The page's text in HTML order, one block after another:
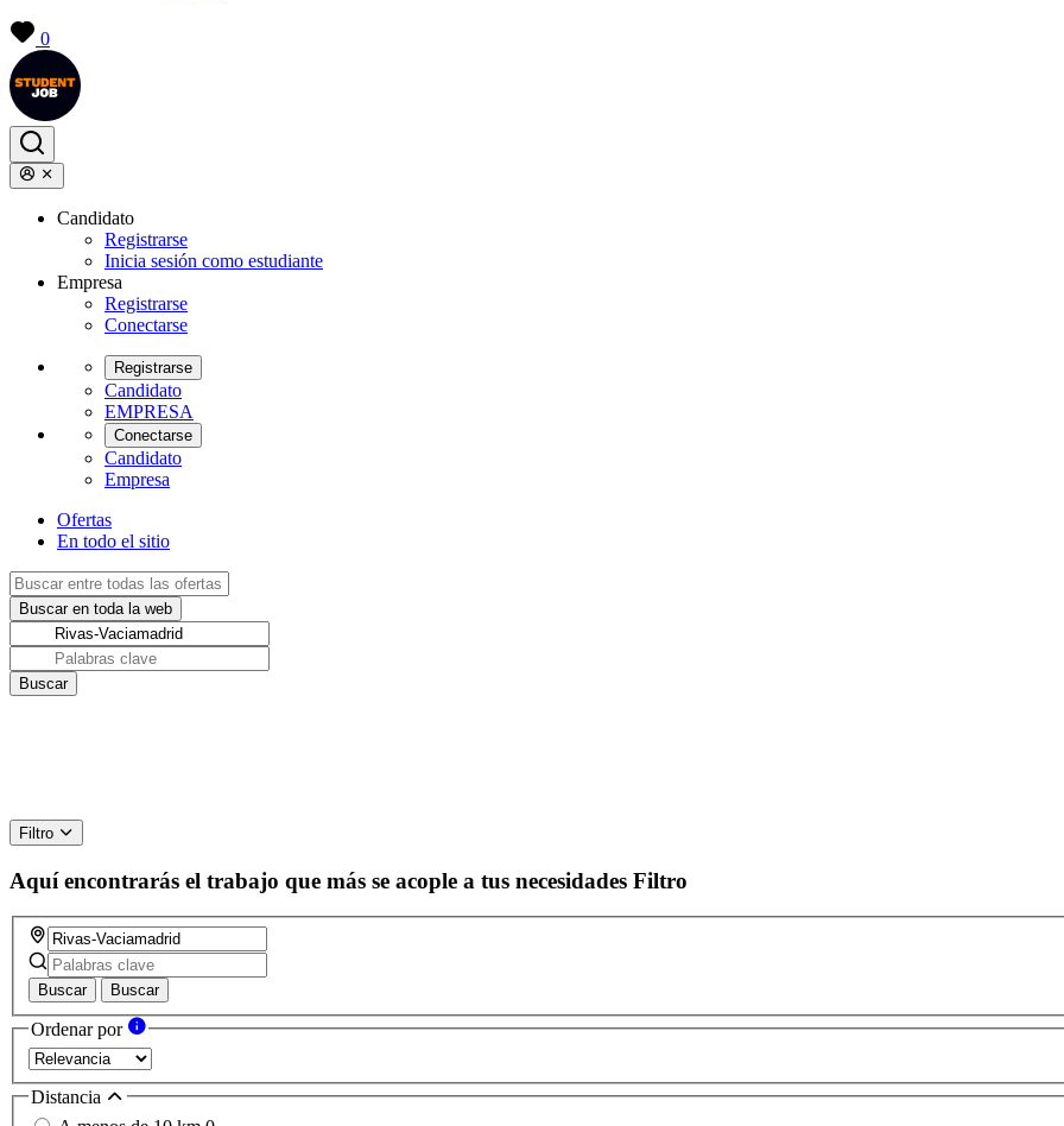
0
Candidato
Registrarse
Inicia sesión como estudiante
Empresa
Registrarse
Conectarse
Registrarse
Candidato
EMPRESA
Conectarse
Candidato
Empresa
Ofertas
En todo el sitio
Filtro
Aquí encontrarás el trabajo que más se acople a tus necesidades Filtro
Buscar Buscar
Ordenar por
Distancia